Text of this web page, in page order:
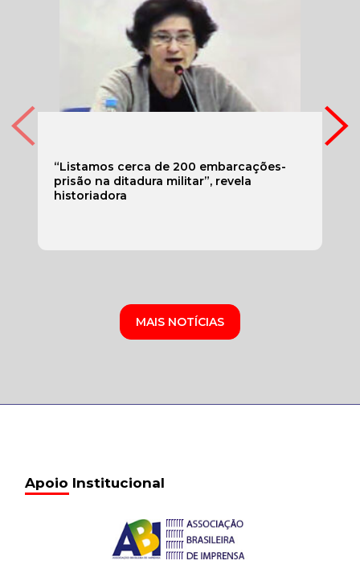
“Listamos cerca de 200 embarcações-
prisão na ditadura militar”, revela
historiadora
MAIS NOTÍCIAS
Apoio Institucional